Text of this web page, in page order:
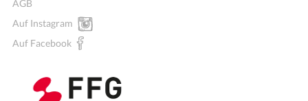
AGB
Auf Instagram
Auf Facebook